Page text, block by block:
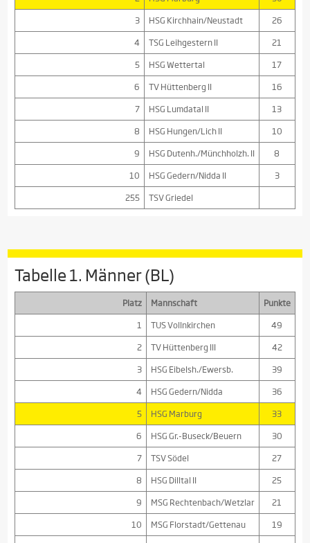
3
HSG Kirchhain/Neustadt
26
4
TSG Leihgestern II
21
5
HSG Wettertal
17
6
TV Hüttenberg II
16
7
HSG Lumdatal II
13
8
HSG Hungen/Lich II
10
9
HSG Dutenh./Münchholzh. II
8
10
HSG Gedern/Nidda II
3
255
TSV Griedel
Tabelle 1. Männer (BL)
Platz Mannschaft
Punkte
1
TUS Vollnkirchen
49
2
TV Hüttenberg III
42
3
HSG Eibelsh./Ewersb.
39
4
HSG Gedern/Nidda
36
5
HSG Marburg
33
6
HSG Gr.-Buseck/Beuern
30
7
TSV Södel
27
8
HSG Dilltal II
25
9
MSG Rechtenbach/Wetzlar
21
10
MSG Florstadt/Gettenau
19